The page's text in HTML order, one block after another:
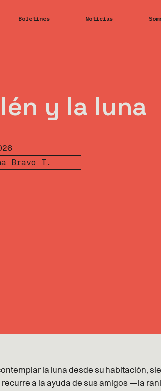
Boletines Noticias
y la luna
Bravo T.
la luna desde su habitación,
a la ayuda de sus amigos —la